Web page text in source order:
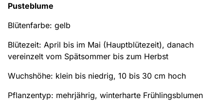
Pusteblume
Blütenfarbe: gelb
Blütezeit: April bis im Mai (Hauptblütezeit), danach
vereinzelt vom Spätsommer bis zum Herbst
Wuchshöhe: klein bis niedrig, 10 bis 30 cm hoch
Pflanzentyp: mehrjährig, winterharte Frühlingsblumen